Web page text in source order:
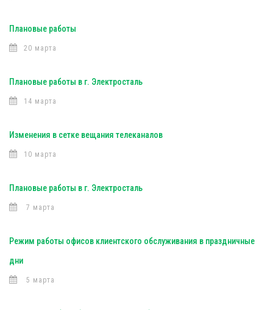
Плановые работы
20 марта
Плановые работы в г. Электросталь
14 марта
Изменения в сетке вещания телеканалов
10 марта
Плановые работы в г. Электросталь
7 марта
Режим работы офисов клиентского обслуживания в праздничные
дни
5 марта